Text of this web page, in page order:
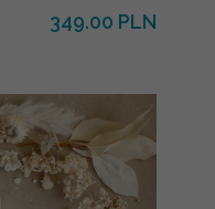
349.00 PLN